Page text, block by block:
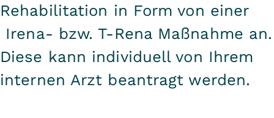
Rehabilitation in Form von einer
Irena- bzw. T-Rena Maßnahme an.
Diese kann individuell von Ihrem
internen Arzt beantragt werden.